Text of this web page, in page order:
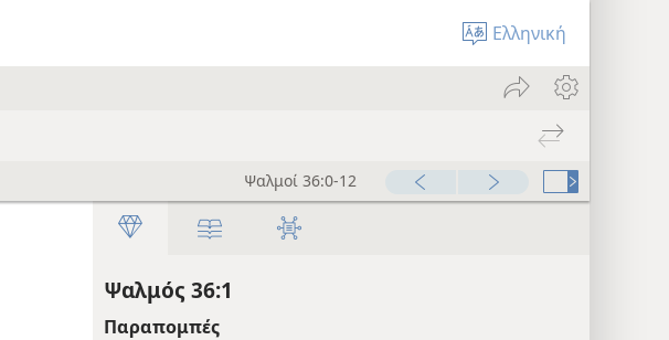
Ελληνική
Ψαλμοί 36:0-12
Ψαλμός 36:1
Παραπομπές